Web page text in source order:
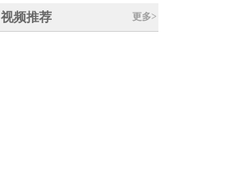
视频推荐 更多>